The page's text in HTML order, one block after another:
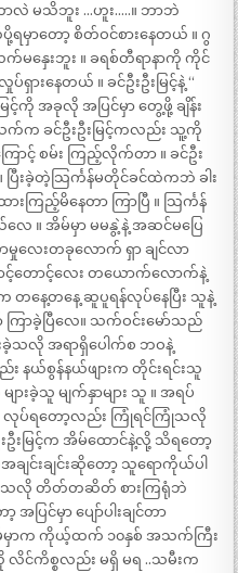
ာလဲ မသိဘူး …ဟူး…..။ ဘာဘဲ
ရမှာတော့ စိတ်ဝင်စားနေတယ် ။ ဂွ
မနှေးဘူး ။ ခရစ်တီရာနာကို ကိုင်
ရှားနေတယ် ။ ခင်ဦးဦးမြင့်နဲ့ “
ြင့်ကို အခုလို အပြင်မှာ တွေ့ဖို့ ချိန်း
က ခင်ဦးဦးမြင့်ကလည်း သူ့ကို
ောင့် စမ်း ကြည့်လိုက်တာ ။ ခင်ဦး
ြီးခဲ့တဲ့သြင်္ကန်မတိုင်ခင်ထဲကဘဲ ခါး
ကြည့်မိနေတာ ကြာပြီ ။ သြင်္ကန်
ယ်လေ ။ အိမ်မှာ မမနွဲ့နဲ့ အဆင်မပြေ
မှုလေးတခုလောက် ရှာ ချင်လာ
ာင့်တောင့်လေး တယောက်လောက်နဲ့
တနေ့တနေ့ ဆူပူရန်လုပ်နေပြီး သူနဲ့
ာခဲ့ပြီလေ။ သက်ဝင်းမော်သည်
ခဲ့သလို အရာရှိပေါက်စ ဘဝနဲ့
း နယ်စွန်နယ်ဖျားက တိုင်းရင်းသူ
းခဲ့သူ မျက်နှာများ သူ ။ အရပ်
ျုပ် လုပ်ရတော့လည်း ကြုံရင်ကြုံသလို
ဦးမြင့်က အိမ်ထောင်နဲ့လို့ သိရတော့
င်းချင်းဆိုတော့ သူရောကိုယ်ပါ
သလို တိတ်တဆိတ် စားကြရုံဘဲ
ြင်မှာ ပျော်ပါးချင်တာ
က ကိုယ့်ထက် ၁၀နှစ် အသက်ကြီး
င်ကိစ္စလည်း မရှိ မရ ..သမီးက